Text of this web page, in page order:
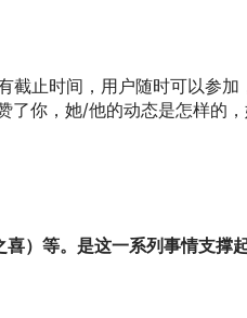
截止时间，用户随时可以参加
你，她/他的动态是怎样的，
）等。是这一系列事情支撑